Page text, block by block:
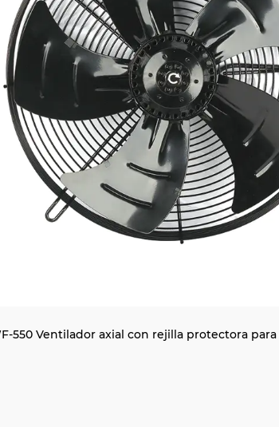
550 Ventilador axial con rejilla protectora